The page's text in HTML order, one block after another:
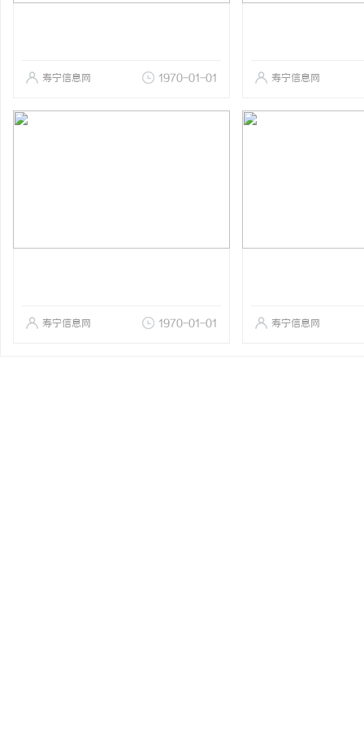
寿宁信息网 1970-01-01 寿宁信息网
寿宁信息网 1970-01-01 寿宁信息网